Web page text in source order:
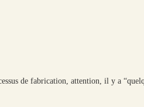
de fabrication, attention, il y a